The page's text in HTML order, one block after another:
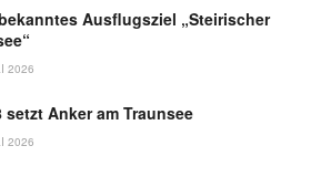
Ausflugsziel „Steirischer
2026
setzt Anker am Traunsee
2026